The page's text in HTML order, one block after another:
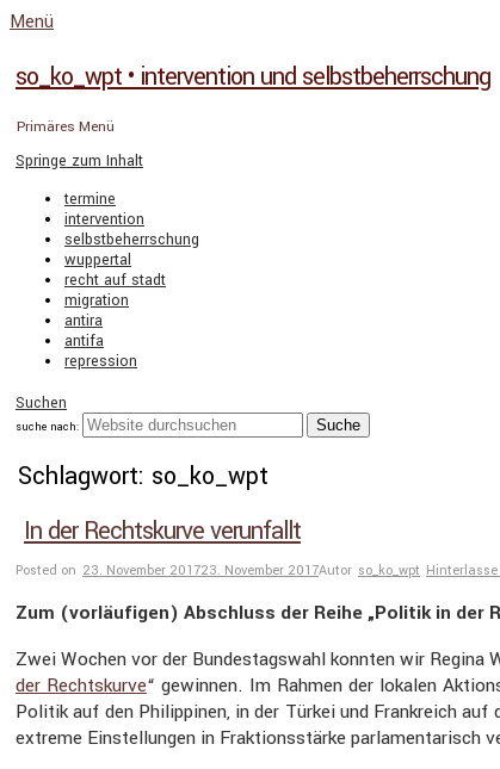
Menü
so_ko_wpt • intervention und selbstbeherrschung
Primäres Menü
Springe zum Inhalt
termine
intervention
selbstbeherrschung
wuppertal
recht auf stadt
migration
antira
antifa
repression
Suchen
suche nach:
Schlagwort: so_ko_wpt
In der Rechtskurve verunfallt
Posted on 23. November 201723. November 2017Autor so_ko_wpt
Zum (vorläu­figen) Abschluss der Reihe „Politik in der
Zwei Wochen vor der Bundes­tags­wahl konnten wir
der Rechts­kurve“ gewinnen. Im Rahmen der lokalen
Politik auf den Philip­pinen, in der Türkei und Frank­reich
ex­treme Einstel­lungen in Frakti­ons­stärke parla­men­ta­risch